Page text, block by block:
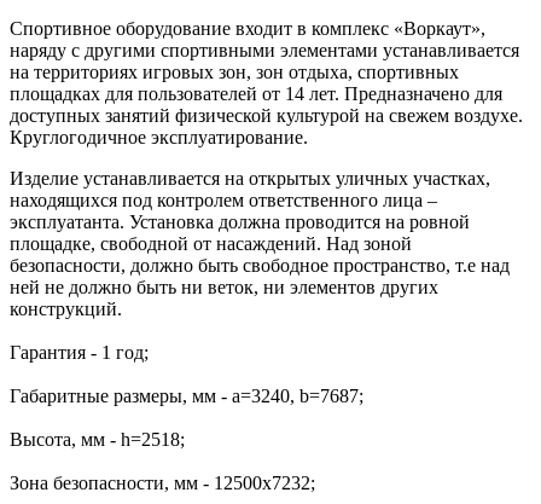
Спортивное оборудование входит в комплекс «Воркаут»,
наряду с другими спортивными элементами устанавливается
на территориях игровых зон, зон отдыха, спортивных
площадках для пользователей от 14 лет. Предназначено для
доступных занятий физической культурой на свежем воздухе.
Круглогодичное эксплуатирование.
Изделие устанавливается на открытых уличных участках,
находящихся под контролем ответственного лица –
эксплуатанта. Установка должна проводится на ровной
площадке, свободной от насаждений. Над зоной
безопасности, должно быть свободное пространство, т.е над
ней не должно быть ни веток, ни элементов других
конструкций.
Гарантия - 1 год;
Габаритные размеры, мм - a=3240, b=7687;
Высота, мм - h=2518;
Зона безопасности, мм - 12500х7232;